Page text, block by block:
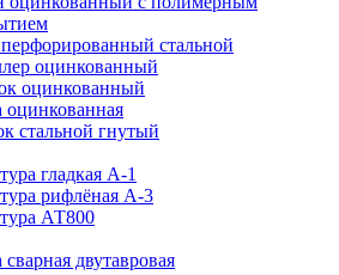
стальной
оцинкованный
оцинкованный
оцинкованная
стальной гнутый
гладкая А-1
рифлёная А-3
АТ800
сварная двутавровая